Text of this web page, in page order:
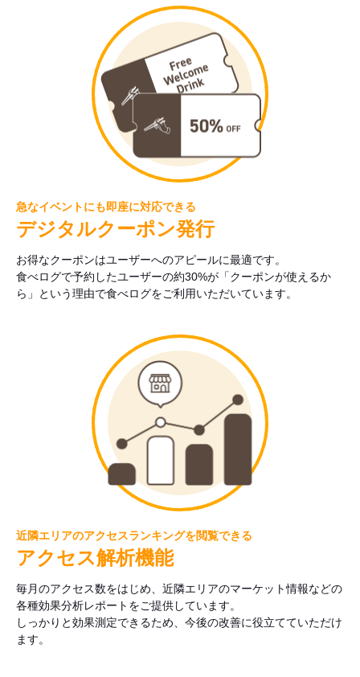
急なイベントにも即座に対応できる
デジタルクーポン発行
お得なクーポンはユーザーへのアピールに最適です。
食べログで予約したユーザーの約30%が「クーポンが使えるか
ら」という理由で食べログをご利用いただいています。
近隣エリアのアクセスランキングを閲覧できる
アクセス解析機能
毎月のアクセス数をはじめ、近隣エリアのマーケット情報などの
各種効果分析レポートをご提供しています。
しっかりと効果測定できるため、今後の改善に役立てていただけ
ます。